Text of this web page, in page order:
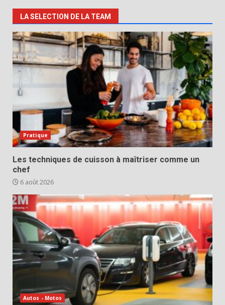
LA SELECTION DE LA TEAM
Pratique
Les techniques de cuisson à maîtriser comme un
chef
6 août 2026
Autos - Motos